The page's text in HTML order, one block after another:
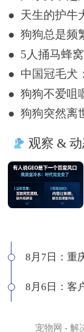
● 天生的护牛
● 5人捅马蜂
● 中国冠毛犬
● 狗狗不爱咀
观察 &
宠物网 - 解